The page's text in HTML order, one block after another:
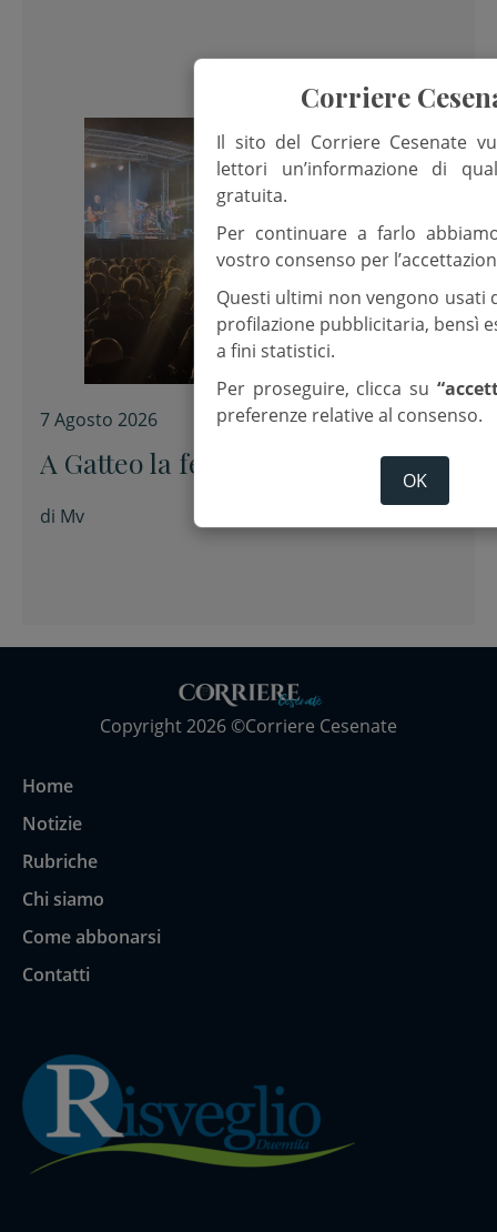
7 Agosto 2026
A Gatteo la festa di San Lorenzo
di Mv
Copyright 2026 ©Corriere Cesenate
Home
Notizie
Rubriche
Chi siamo
Come abbonarsi
Contatti
Corriere
Il sito del Corriere Cesenate
lettori un’informazione di
gratuita.
Per continuare a farlo
vostro consenso per
Questi ultimi non vengono usati
profilazione pubblicitaria, bensì
a fini statistici.
Per proseguire, clicca su
preferenze relative al consenso.
OK